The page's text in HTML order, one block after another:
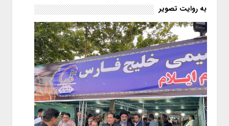
به روایت تصویر